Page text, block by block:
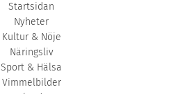
Startsidan
Nyheter
Kultur & Nöje
Näringsliv
Sport & Hälsa
Vimmelbilder